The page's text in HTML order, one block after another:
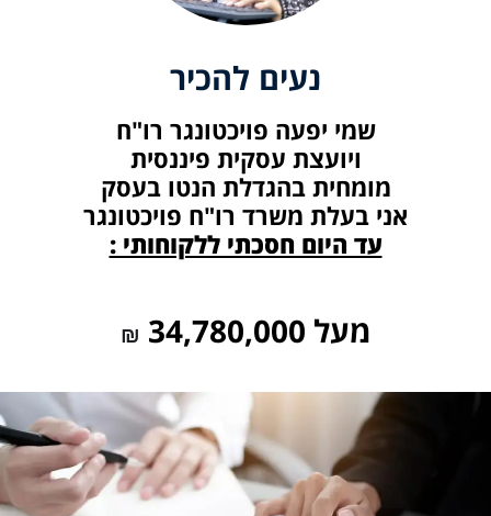
נעים להכיר
שמי יפעה פויכטונגר רו"ח
ויועצת עסקית פיננסית
מומחית בהגדלת הנטו בעסק
אני בעלת משרד רו"ח פויכטונגר
עד היום חסכתי ללקוחותי :
מעל 34,780,000 ₪